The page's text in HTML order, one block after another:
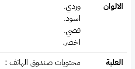
الالوان
وردي.
اسود.
فضي.
اخضر.
العلبة
محتويات صندوق الهاتف :